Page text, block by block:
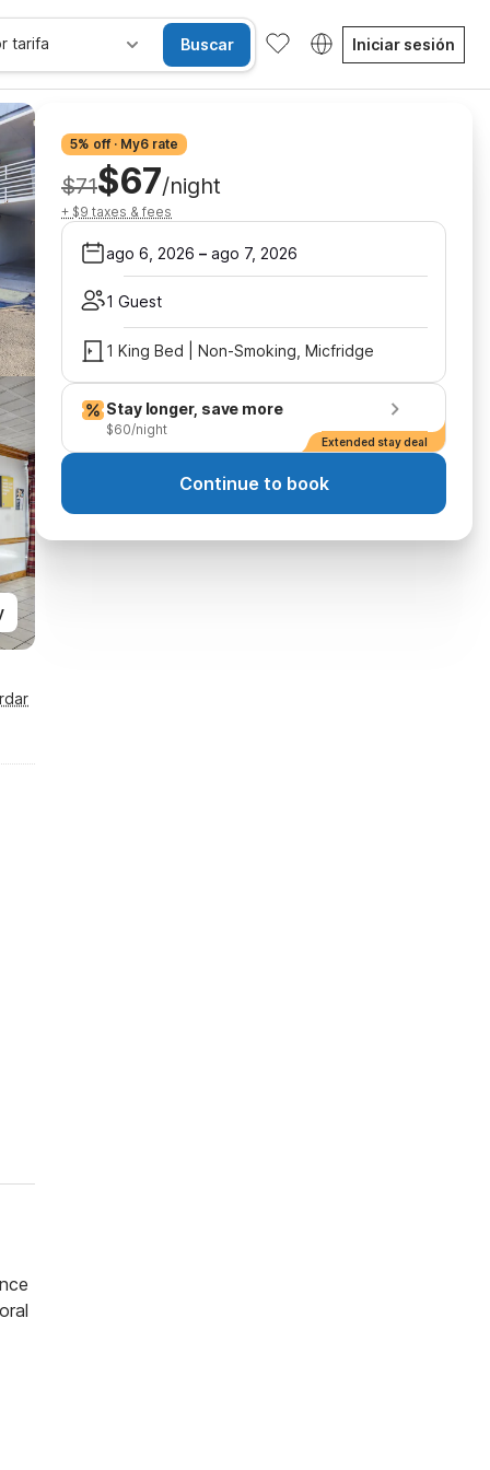
tarifa Buscar Iniciar sesión
5% off · My6 rate
$71$67/night
+ $9 taxes & fees
ago 6, 2026 – ago 7, 2026
1 Guest
1 King Bed | Non-Smoking, Micfridge
Stay longer, save more
$60/night
Extended stay deal
Continue to book